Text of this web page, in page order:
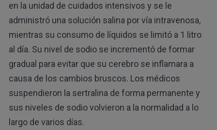
en la unidad de cuidados intensivos y se le
administró una solución salina por vía intravenosa,
mientras su consumo de líquidos se limitó a 1 litro
al día. Su nivel de sodio se incrementó de formar
gradual para evitar que su cerebro se inflamara a
causa de los cambios bruscos. Los médicos
suspendieron la sertralina de forma permanente y
sus niveles de sodio volvieron a la normalidad a lo
largo de varios días.